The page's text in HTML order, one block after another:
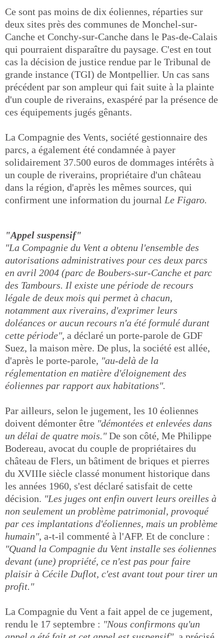
Ce sont pas moins de dix éoliennes, réparties sur
deux sites près des communes de Monchel-sur-
Canche et Conchy-sur-Canche dans le Pas-de-Calais
qui pourraient disparaître du paysage. C'est en tout
cas la décision de justice rendue par le Tribunal de
grande instance (TGI) de Montpellier. Un cas sans
précédent par son ampleur qui fait suite à la plainte
d'un couple de riverains, exaspéré par la présence de
ces équipements jugés gênants.
La Compagnie des Vents, société gestionnaire des
parcs, a également été condamnée à payer
solidairement 37.500 euros de dommages intérêts à
un couple de riverains, propriétaire d'un château
dans la région, d'après les mêmes sources, qui
confirment une information du journal Le Figaro.
"Appel suspensif"
"La Compagnie du Vent a obtenu l'ensemble des
autorisations administratives pour ces deux parcs
en avril 2004 (parc de Boubers-sur-Canche et parc
des Tambours. Il existe une période de recours
légale de deux mois qui permet à chacun,
notamment aux riverains, d'exprimer leurs
doléances or aucun recours n'a été formulé durant
cette période", a déclaré un porte-parole de GDF
Suez, la maison mère. De plus, la société est allée,
d'après le porte-parole, "au-delà de la
réglementation en matière d'éloignement des
éoliennes par rapport aux habitations".
Par ailleurs, selon le jugement, les 10 éoliennes
doivent démonter être "démontées et enlevées dans
un délai de quatre mois."De son côté, Me Philippe
Bodereau, avocat du couple de propriétaires du
château de Flers, un bâtiment de briques et pierres
du XVIIIe siècle classé monument historique dans
les années 1960, s'est déclaré satisfait de cette
décision. "Les juges ont enfin ouvert leurs oreilles à
non seulement un problème patrimonial, provoqué
par ces implantations d'éoliennes, mais un problème
humain", a-t-il commenté à l'AFP. Et de conclure :
"Quand la Compagnie du Vent installe ses éoliennes
devant (une) propriété, ce n'est pas pour faire
plaisir à Cécile Duflot, c'est avant tout pour tirer un
profit."
La Compagnie du Vent a fait appel de ce jugement,
rendu le 17 septembre : "Nous confirmons qu'un